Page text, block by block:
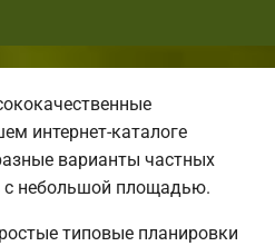
интернет-каталоге
варианты частных
небольшой площадью.
типовые планировки